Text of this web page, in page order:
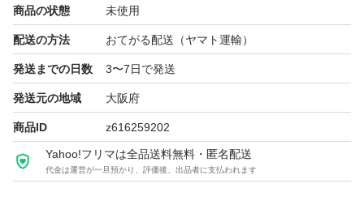
厚みの関係でプチプチ無しの袋に入れての簡易包装ネコポ
スにて発送。
以上すべてご理解いただける方にお願いいたします。
商品の状態 未使用
配送の方法 おてがる配送（ヤマト運輸）
発送までの日数 3〜7日で発送
発送元の地域 大阪府
商品ID z616259202
Yahoo!フリマは全品送料無料・匿名配送
代金は運営が一旦預かり、評価後、出品者に支払われます